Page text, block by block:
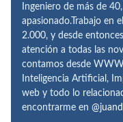
Ingeniero de más de
apasionado.Trabajo en
2.000, y desde
atención a todas las
contamos desde
Inteligencia Artificial,
web y todo lo
encontrarme en